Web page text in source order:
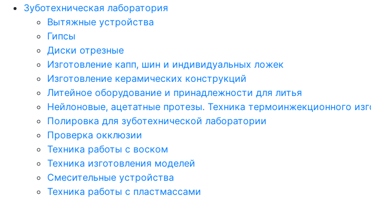
Зуботехническая лаборатория
Вытяжные устройства
Гипсы
Диски отрезные
Изготовление капп, шин и индивидуальных ложек
Изготовление керамических конструкций
Литейное оборудование и принадлежности для литья
Нейлоновые, ацетатные протезы. Техника термоинжекционного
Полировка для зуботехнической лаборатории
Проверка окклюзии
Техника работы с воском
Техника изготовления моделей
Смесительные устройства
Техника работы с пластмассами